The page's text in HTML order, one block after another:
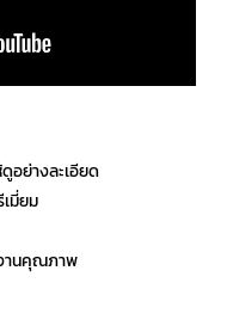
อย่างละเอียด
มี่ยม
านคุณภาพ